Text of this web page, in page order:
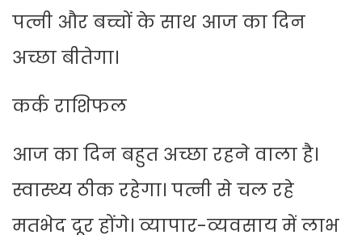
पत्नी और बच्चों के साथ आज का दिन
अच्छा बीतेगा।
कर्क राशिफल
आज का दिन बहुत अच्छा रहने वाला है।
स्वास्थ्य ठीक रहेगा। पत्नी से चल रहे
मतभेद दूर होंगे। व्यापार-व्यवसाय में लाभ